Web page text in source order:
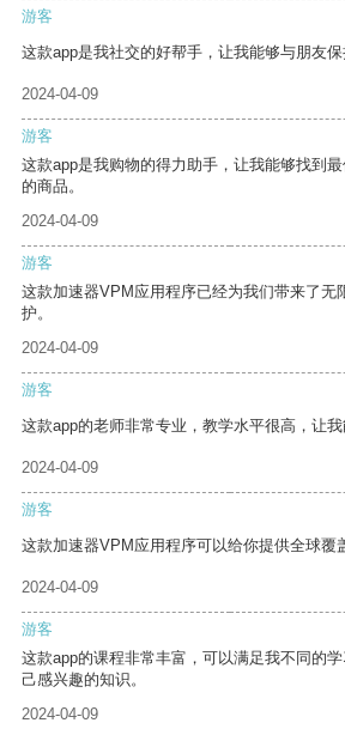
游客
这款app是我社交的好帮手，让我能够与朋友保
2024-04-09
游客
这款app是我购物的得力助手，让我能够找到
的商品。
2024-04-09
游客
这款加速器VPM应用程序已经为我们带来了无
护。
2024-04-09
游客
这款app的老师非常专业，教学水平很高，让我
2024-04-09
游客
这款加速器VPM应用程序可以给你提供全球覆
2024-04-09
游客
这款app的课程非常丰富，可以满足我不同的
己感兴趣的知识。
2024-04-09